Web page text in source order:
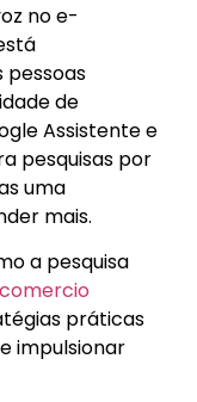
no e-
de
Assistente e
pesquisas por
uma
mais.
a pesquisa
comercio
práticas
impulsionar